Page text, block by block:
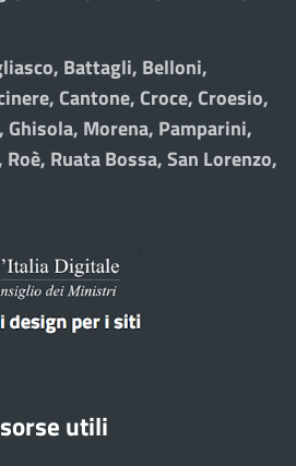
Battagli, Belloni,
Cantone, Croce, Croesio,
Ghisola, Morena, Pamparini,
Ruata Bossa, San Lorenzo,
utili